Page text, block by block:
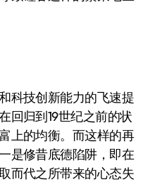
科技创新能力的飞速提
回归到19世纪之前的状
上的均衡。而这样的再
是修昔底德陷阱，即在
而代之所带来的心态失